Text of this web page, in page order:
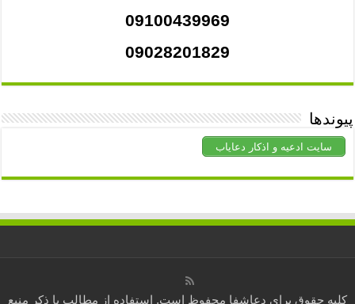
09100439969
09028201829
پیوندها
سایت ادعیه و اذکار دعایاب
کلیه حقوق برای دعاشفا محفوظ است. استفاده از مطالب با ذکر منبع